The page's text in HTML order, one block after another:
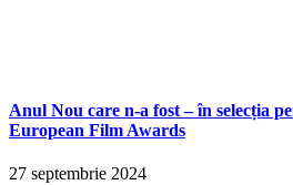
Anul Nou care n-a fost – în selecția
European Film Awards
27 septembrie 2024